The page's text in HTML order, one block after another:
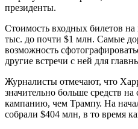
президенты.
Стоимость входных билетов на
тыс. до почти $1 млн. Самые
возможность
другие встречи с ней для
Журналисты отмечают, что
значительно больше средств
кампанию, чем Трампу. На
собрали $404 млн, в то время